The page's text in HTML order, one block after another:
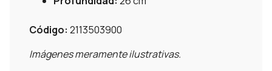
Código: 2113503900
Imágenes meramente ilustrativas.